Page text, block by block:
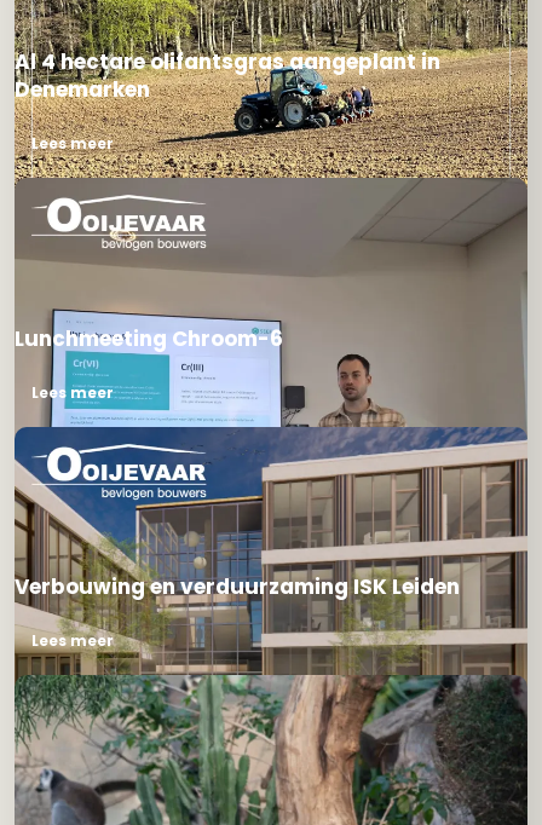
Al 4 hectare olifantsgras aangeplant in
Denemarken
Lees meer
Lunchmeeting Chroom-6
Lees meer
Verbouwing en verduurzaming ISK Leiden
Lees meer